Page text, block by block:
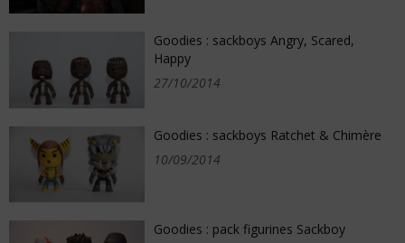
Goodies : sackboys Angry, Scared,
Happy
27/10/2014
Goodies : sackboys Ratchet & Chimère
10/09/2014
Goodies : pack figurines Sackboy